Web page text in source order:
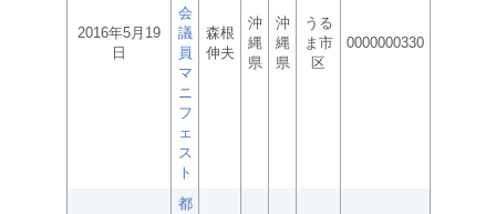
2016年5月19
日
会
議
員
マ
ニ
フ
ェ
ス
ト
森根
伸夫
沖
縄
県
沖
縄
県
うる
ま市
区
0000000330
都